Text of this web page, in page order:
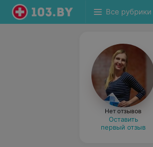
Все рубрики
Нет отзывов
Оставить
первый отзыв